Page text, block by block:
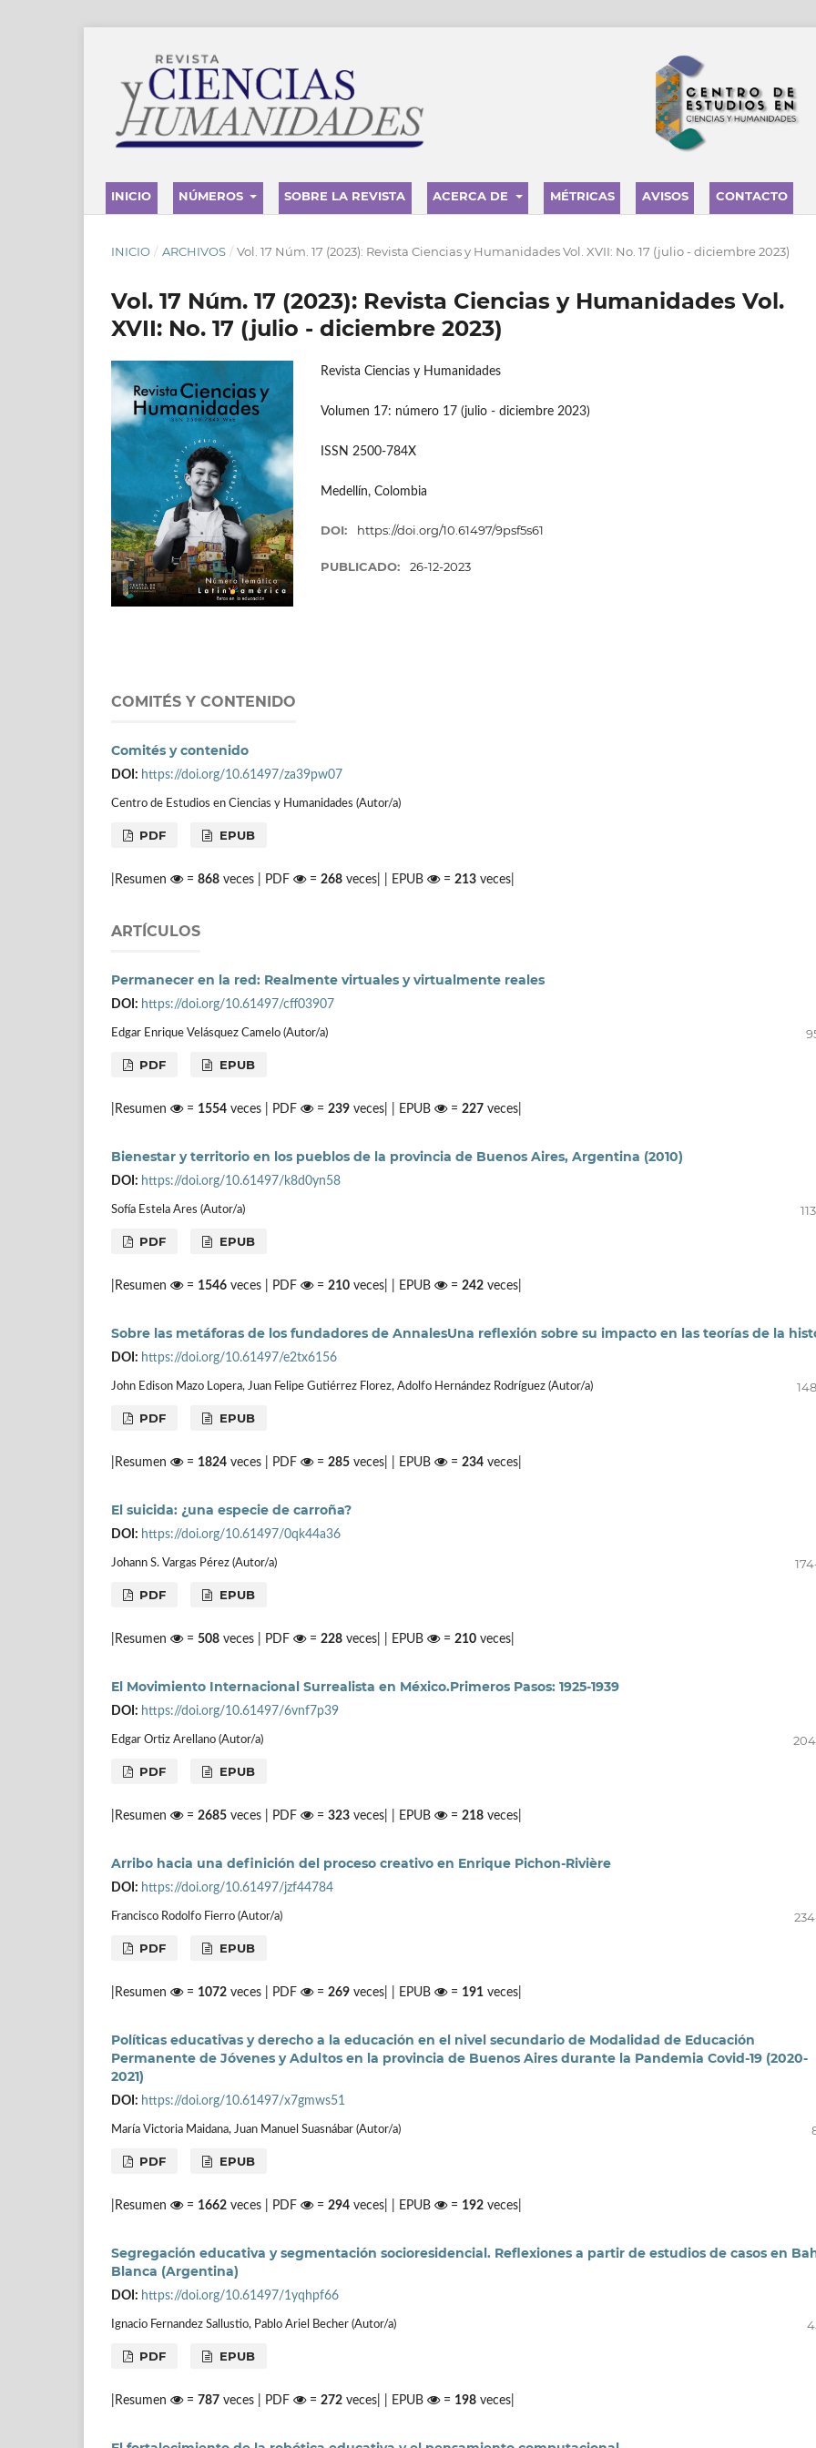
INICIO NÚMEROS SOBRE LA REVISTA ACERCA DE MÉTRICAS AVISOS CONTACTO
INICIO / ARCHIVOS / Vol. 17 Núm. 17 (2023): Revista Ciencias y Humanidades Vol. XVII: No. 17 (julio - diciembre 2023)
Vol. 17 Núm. 17 (2023): Revista Ciencias y Humanidades Vol.
XVII: No. 17 (julio - diciembre 2023)
Revista Ciencias y Humanidades
Volumen 17: número 17 (julio - diciembre 2023)
ISSN 2500-784X
Medellín, Colombia
DOI: https://doi.org/10.61497/9psf5s61
PUBLICADO: 26-12-2023
COMITÉS Y CONTENIDO
Comités y contenido
DOI: https://doi.org/10.61497/za39pw07
Centro de Estudios en Ciencias y Humanidades (Autor/a)
PDF EPUB
|Resumen = 868 veces | PDF = 268 veces| | EPUB = 213 veces|
ARTÍCULOS
Permanecer en la red: Realmente virtuales y virtualmente reales
DOI: https://doi.org/10.61497/cff03907
Edgar Enrique Velásquez Camelo (Autor/a)
PDF EPUB
|Resumen = 1554 veces | PDF = 239 veces| | EPUB = 227 veces|
Bienestar y territorio en los pueblos de la provincia de Buenos Aires, Argentina (2010)
DOI: https://doi.org/10.61497/k8d0yn58
Sofía Estela Ares (Autor/a)
PDF EPUB
|Resumen = 1546 veces | PDF = 210 veces| | EPUB = 242 veces|
Sobre las metáforas de los fundadores de AnnalesUna reflexión sobre su impacto en las teorías de la
DOI: https://doi.org/10.61497/e2tx6156
John Edison Mazo Lopera, Juan Felipe Gutiérrez Florez, Adolfo Hernández Rodríguez (Autor/a)
PDF EPUB
|Resumen = 1824 veces | PDF = 285 veces| | EPUB = 234 veces|
El suicida: ¿una especie de carroña?
DOI: https://doi.org/10.61497/0qk44a36
Johann S. Vargas Pérez (Autor/a)
PDF EPUB
|Resumen = 508 veces | PDF = 228 veces| | EPUB = 210 veces|
El Movimiento Internacional Surrealista en México.Primeros Pasos: 1925-1939
DOI: https://doi.org/10.61497/6vnf7p39
Edgar Ortiz Arellano (Autor/a)
PDF EPUB
|Resumen = 2685 veces | PDF = 323 veces| | EPUB = 218 veces|
Arribo hacia una definición del proceso creativo en Enrique Pichon-Rivière
DOI: https://doi.org/10.61497/jzf44784
Francisco Rodolfo Fierro (Autor/a)
PDF EPUB
|Resumen = 1072 veces | PDF = 269 veces| | EPUB = 191 veces|
Políticas educativas y derecho a la educación en el nivel secundario de Modalidad de Educación
Permanente de Jóvenes y Adultos en la provincia de Buenos Aires durante la Pandemia Covid-19 (2020-
2021)
DOI: https://doi.org/10.61497/x7gmws51
María Victoria Maidana, Juan Manuel Suasnábar (Autor/a)
PDF EPUB
|Resumen = 1662 veces | PDF = 294 veces| | EPUB = 192 veces|
Segregación educativa y segmentación socioresidencial. Reflexiones a partir de estudios de casos en
Blanca (Argentina)
DOI: https://doi.org/10.61497/1yqhpf66
Ignacio Fernandez Sallustio, Pablo Ariel Becher (Autor/a)
PDF EPUB
|Resumen = 787 veces | PDF = 272 veces| | EPUB = 198 veces|